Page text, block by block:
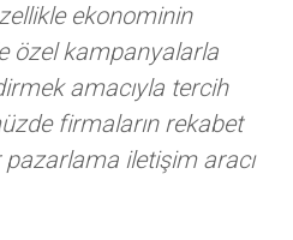
ekonominin
özel kampanyalarla
amacıyla tercih
firmaların rekabet
iletişim aracı